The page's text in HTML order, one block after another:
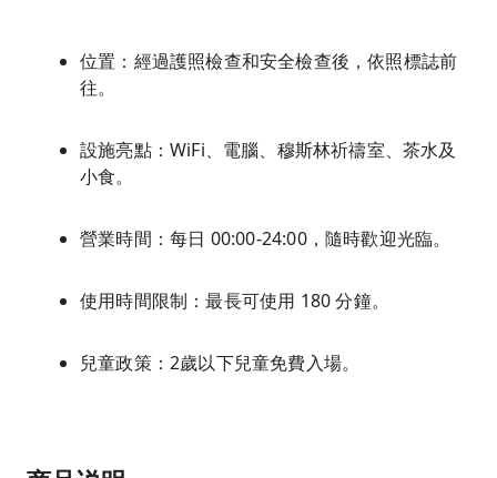
位置：經過護照檢查和安全檢查後，依照標誌前
往。
設施亮點：WiFi、電腦、穆斯林祈禱室、茶水及
小食。
營業時間：每日 00:00-24:00，隨時歡迎光臨。
使用時間限制：最長可使用 180 分鐘。
兒童政策：2歲以下兒童免費入場。